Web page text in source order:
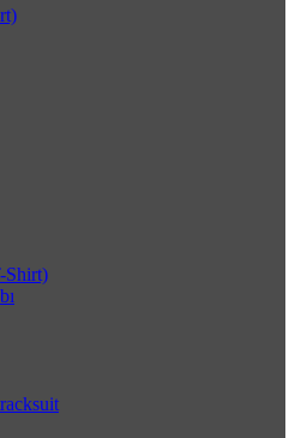
Shirt)